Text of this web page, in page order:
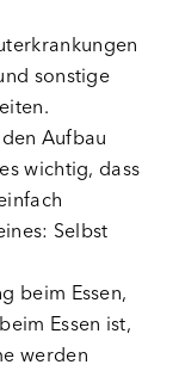
sonstige
Aufbau
wichtig, dass
Selbst
beim Essen,
Essen ist,
werden